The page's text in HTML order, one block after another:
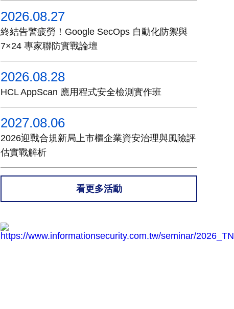
2026.08.27
終結告警疲勞！Google SecOps 自動化防禦與
7×24 專家聯防實戰論壇
2026.08.28
HCL AppScan 應用程式安全檢測實作班
2027.08.06
2026迎戰合規新局上市櫃企業資安治理與風險評
估實戰解析
看更多活動